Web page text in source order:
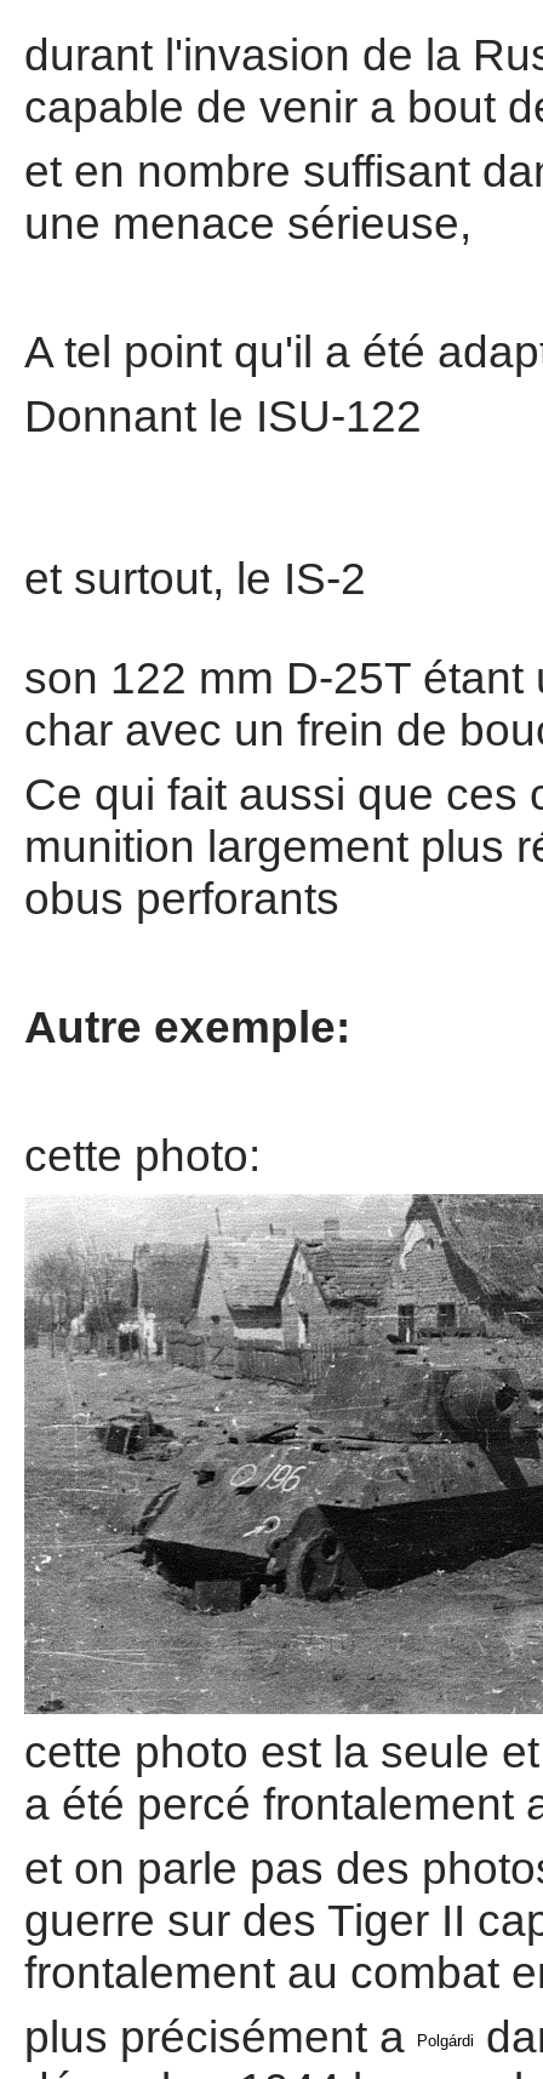
durant l'invasion de la
capable de venir a bout
et en nombre suffisant
une menace sérieuse,
A tel point qu'il a été
Donnant le ISU-122
et surtout, le IS-2
son 122 mm D-25T
char avec un frein de
Ce qui fait aussi que ces
munition largement plus
obus perforants
Autre exemple:
cette photo:
cette photo est la seule
a été percé frontalement
et on parle pas des
guerre sur des Tiger II
frontalement au combat
plus précisément a
Polgárdi